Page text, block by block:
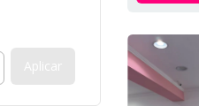
Aplicar